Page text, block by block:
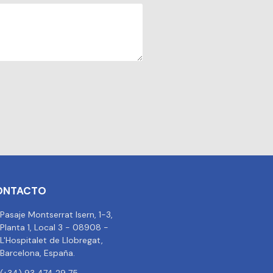
Pasaje Montserrat Isern, 1-3,
Planta 1, Local 3 - 08908 -
L'Hospitalet de Llobregat,
Barcelona, España.